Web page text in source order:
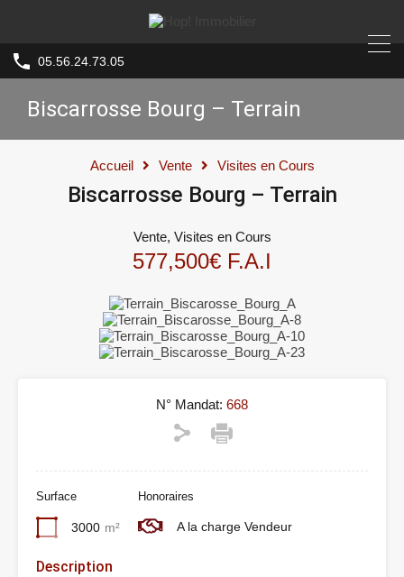
05.56.24.73.05
Biscarrosse Bourg – Terrain
Accueil Vente Visites en Cours
Biscarrosse Bourg – Terrain
Vente, Visites en Cours
577,500€ F.A.I
N° Mandat: 668
Surface
3000 m²
Honoraires
A la charge Vendeur
Description